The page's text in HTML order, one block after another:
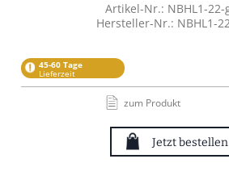
Artikel-Nr.: NBHL1-22-
Hersteller-Nr.: NBHL1-
45-60 Tage
Lieferzeit
zum Produkt
Jetzt bestellen